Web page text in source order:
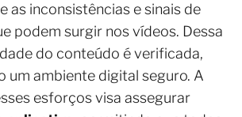
as inconsistências e sinais de
podem surgir nos vídeos. Dessa
do conteúdo é verificada,
um ambiente digital seguro. A
esforços visa assegurar